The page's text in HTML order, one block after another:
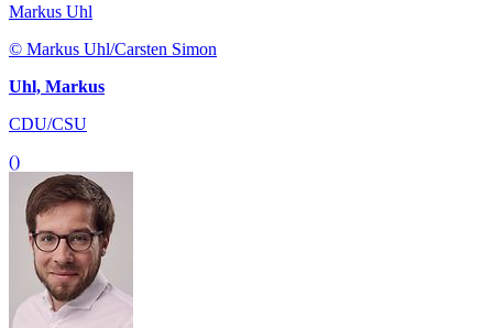
Markus Uhl
© Markus Uhl/Carsten Simon
Uhl, Markus
CDU/CSU
()